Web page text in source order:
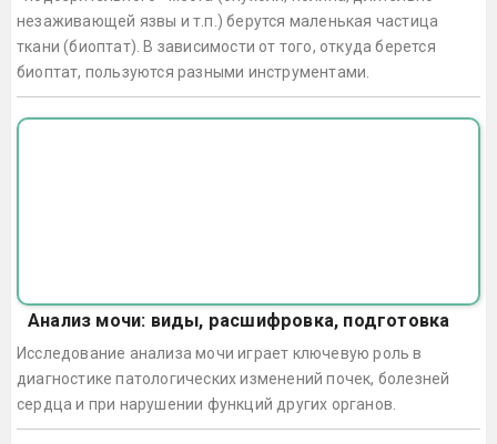
незаживающей язвы и т.п.) берутся маленькая частица
ткани (биоптат). В зависимости от того, откуда берется
биоптат, пользуются разными инструментами.
Анализ мочи: виды, расшифровка, подготовка
Исследование анализа мочи играет ключевую роль в
диагностике патологических изменений почек, болезней
сердца и при нарушении функций других органов.